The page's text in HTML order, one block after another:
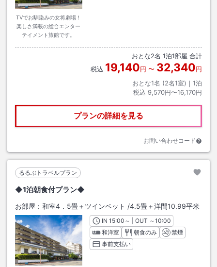
TVでお馴染みの女将劇場！
楽しさ満載の総合エンター
テイメント旅館です。
おとな2名 1泊1部屋 合計
税込 19,140円 〜 32,340円
おとな1名 (2名1室)｜ 1泊
税込 9,570円〜16,170円
プランの詳細を見る
お問い合わせコード
るるぶトラベルプラン
◆1泊朝食付プラン◆
お部屋： 和室4．5畳＋ツインベット /4.5畳＋洋間10.99平米
INチェックイン
15:00 ～ | OUT チェックアウト
～10:00
和洋室
朝食のみ
禁煙
事前支払い